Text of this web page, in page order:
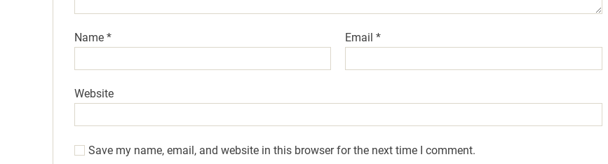
Name * Email*
Website
Save my name, email, and website in this browser for the next time I comment.